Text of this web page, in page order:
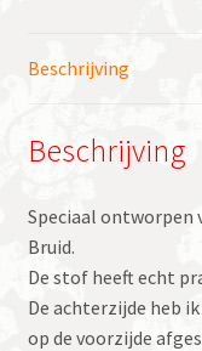
Beschrijving
Beschrijving
Speciaal ontworpen
Bruid.
De stof heeft echt
De achterzijde heb
op de voorzijde